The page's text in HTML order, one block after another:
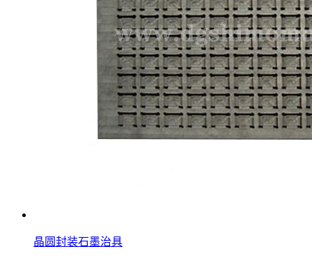
晶圆封装石墨治具